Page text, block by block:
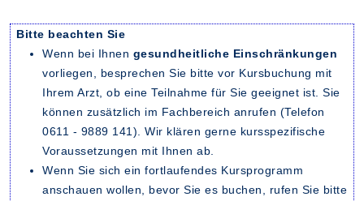
Bitte beachten Sie
Wenn bei Ihnen gesundheitliche Einschränkungen
vorliegen, besprechen Sie bitte vor Kursbuchung mit
Ihrem Arzt, ob eine Teilnahme für Sie geeignet ist. Sie
können zusätzlich im Fachbereich anrufen (Telefon
0611 - 9889 141). Wir klären gerne kursspezifische
Voraussetzungen mit Ihnen ab.
Wenn Sie sich ein fortlaufendes Kursprogramm
anschauen wollen, bevor Sie es buchen, rufen Sie bitte